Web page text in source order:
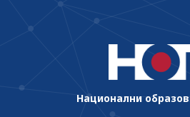
Национални